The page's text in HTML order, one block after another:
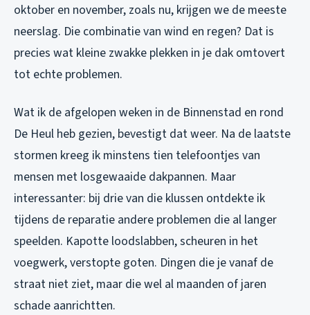
oktober en november, zoals nu, krijgen we de meeste
neerslag. Die combinatie van wind en regen? Dat is
precies wat kleine zwakke plekken in je dak omtovert
tot echte problemen.
Wat ik de afgelopen weken in de Binnenstad en rond
De Heul heb gezien, bevestigt dat weer. Na de laatste
stormen kreeg ik minstens tien telefoontjes van
mensen met losgewaaide dakpannen. Maar
interessanter: bij drie van die klussen ontdekte ik
tijdens de reparatie andere problemen die al langer
speelden. Kapotte loodslabben, scheuren in het
voegwerk, verstopte goten. Dingen die je vanaf de
straat niet ziet, maar die wel al maanden of jaren
schade aanrichtten.